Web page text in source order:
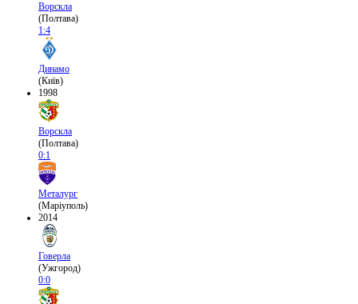
Ворскла
(Полтава)
1:4
Динамо
(Київ)
1998
Ворскла
(Полтава)
0:1
Металург
(Маріуполь)
2014
Говерла
(Ужгород)
0:0